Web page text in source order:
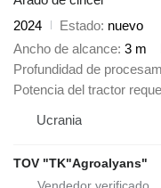
2024
Estado nuevo
Ancho de alcance 3 m
Profundidad de
Potencia del tractor
Ucrania
TOV "TK"Agroalyans"